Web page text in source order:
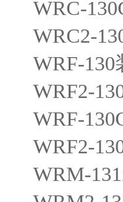
WRC-
WRC2-
WRF-130
WRF2-
WRF-
WRF2-
WRM-131